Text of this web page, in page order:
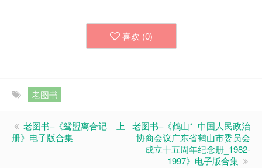
喜欢 (0)
老图书
老图书–《鸳盟离合记__上
册》电子版合集
老图书–《鹤山*_中国人民政治
协商会议广东省鹤山市委员会
成立十五周年纪念册_1982-
1997》电子版合集